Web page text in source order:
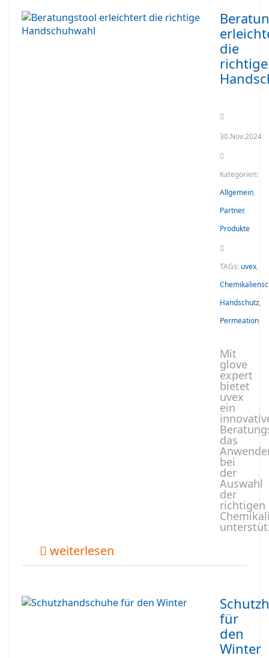
die
richtige
30.Nov.2024
Kategorien:
Allgemein,
Partner,
Produkte
TAGs: uvex,
Handschutz,
Permeation
Mit
glove
expert
bietet
uvex
ein
das
bei
der
Auswahl
der
richtigen
weiterlesen
für
den
Winter